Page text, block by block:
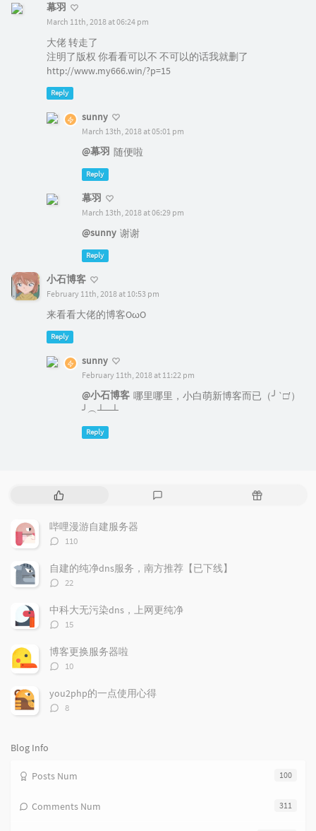
幕羽
March 11th, 2018 at 06:24 pm
大佬 转走了
注明了版权 你看看可以不 不可以的话我就删了
http://www.my666.win/?p=15
Reply
sunny
March 13th, 2018 at 05:01 pm
@幕羽 随便啦
Reply
幕羽
March 13th, 2018 at 06:29 pm
@sunny 谢谢
Reply
小石博客
February 11th, 2018 at 10:53 pm
来看看大佬的博客OωO
Reply
sunny
February 11th, 2018 at 11:22 pm
@小石博客 哪里哪里，小白萌新博客而已（╯‵□′）
╯︵┴─┴
Reply
P
p
u
a
r
r
t
c
l
s
t
m
R
哔哩漫游自建服务器
评
数：
110
自建的纯净dns服务，南方推荐【已下线】
评
数：
22
中科大无污染dns，上网更纯净
评
数：
15
博客更换服务器啦
评
数：
10
you2php的一点使用心得
评
8
Blog Info
100
Posts Num
311
Comments Num